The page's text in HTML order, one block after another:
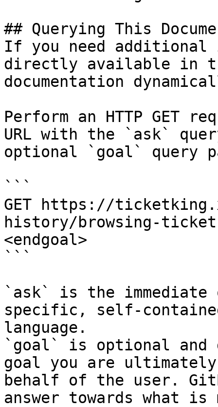
## Querying This
If you need
directly available in
documentation
Perform an HTTP GET
URL with the `ask`
optional `goal` query
```
GET https://
history/browsing-
<endgoal>
```
`ask` is the
specific, self-
language.
`goal` is optional and
goal you are
behalf of the user.
answer towards what